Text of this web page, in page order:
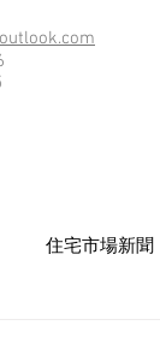
住宅市場新聞